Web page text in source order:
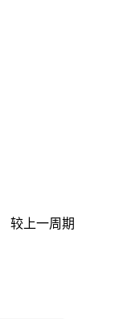
较上一周期